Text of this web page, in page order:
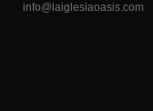
info@laiglesiaoasis.com